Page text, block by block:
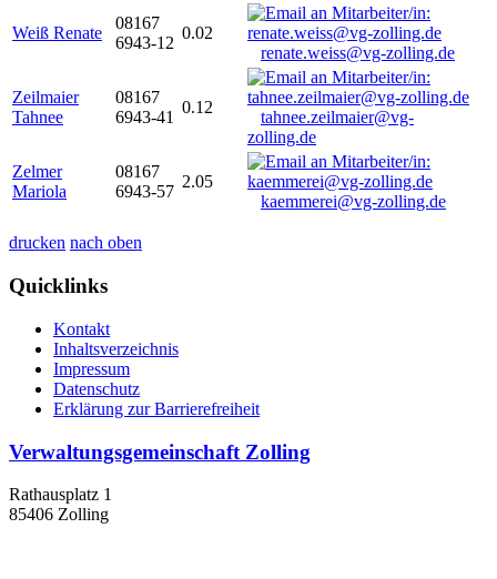
Weiß Renate
08167
6943-12
0.02
renate.weiss@vg-zolling.de
Zeilmaier
Tahnee
08167
6943-41
0.12
tahnee.zeilmaier@vg-
zolling.de
Zelmer
Mariola
08167
6943-57
2.05
kaemmerei@vg-zolling.de
drucken nach oben
Quicklinks
Kontakt
Inhaltsverzeichnis
Impressum
Datenschutz
Erklärung zur Barrierefreiheit
Verwaltungsgemeinschaft Zolling
Rathausplatz 1
85406 Zolling